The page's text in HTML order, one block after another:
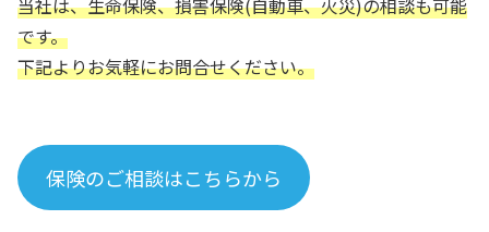
です。
下記よりお気軽にお問合せください。
保険のご相談はこちらから